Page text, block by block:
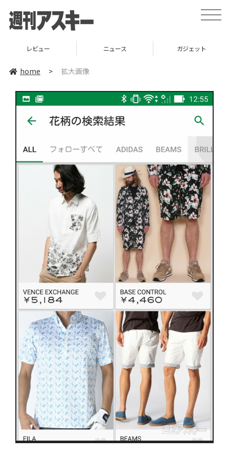
toggle
レビュー ニュース ガジェット
home > 拡大画像